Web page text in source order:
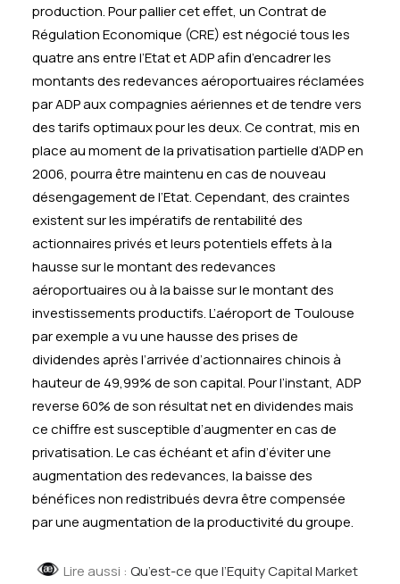
production. Pour pallier cet effet, un Contrat de
Régulation Economique (CRE) est négocié tous les
quatre ans entre l’Etat et ADP afin d’encadrer les
montants des redevances aéroportuaires réclamées
par ADP aux compagnies aériennes et de tendre vers
des tarifs optimaux pour les deux. Ce contrat, mis en
place au moment de la privatisation partielle d’ADP en
2006, pourra être maintenu en cas de nouveau
désengagement de l’Etat. Cependant, des craintes
existent sur les impératifs de rentabilité des
actionnaires privés et leurs potentiels effets à la
hausse sur le montant des redevances
aéroportuaires ou à la baisse sur le montant des
investissements productifs. L’aéroport de Toulouse
par exemple a vu une hausse des prises de
dividendes après l’arrivée d’actionnaires chinois à
hauteur de 49,99% de son capital. Pour l’instant, ADP
reverse 60% de son résultat net en dividendes mais
ce chiffre est susceptible d’augmenter en cas de
privatisation. Le cas échéant et afin d’éviter une
augmentation des redevances, la baisse des
bénéfices non redistribués devra être compensée
par une augmentation de la productivité du groupe.
Lire aussi : Qu’est-ce que l’Equity Capital Market